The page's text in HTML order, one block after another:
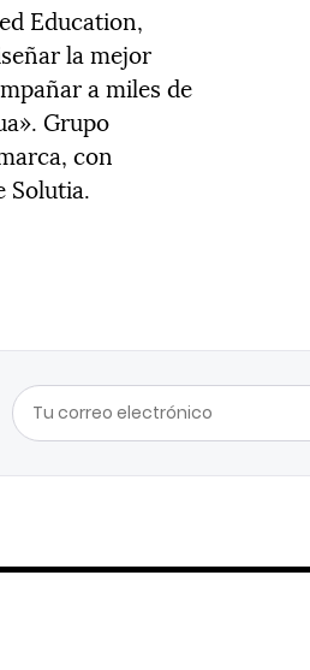
Education,
la mejor
a miles de
Grupo
con
Solutia.